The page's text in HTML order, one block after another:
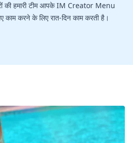
की हमारी टीम आपके IM Creator Menu
करने के लिए रात-दिन काम करती है।